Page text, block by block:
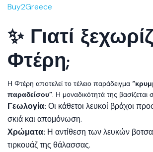
Buy2Greece
✨ Γιατί
Φτέρη;
Η Φτέρη αποτελεί το τέλειο παράδειγμα
παραδείσου”. Η μοναδικότητά της βασίζεται
Γεωλογία: Οι κάθετοι λευκοί βράχοι
σκιά και απομόνωση.
Χρώματα: Η αντίθεση των λευκών
τιρκουάζ της θάλασσας.